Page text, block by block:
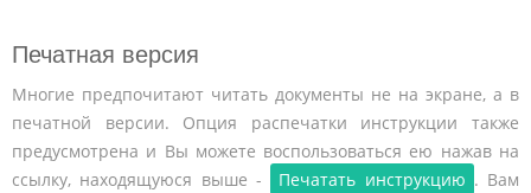
Печатная версия
Многие предпочитают читать документы не на экране, а в
печатной версии. Опция распечатки инструкции также
предусмотрена и Вы можете воспользоваться ею нажав на
ссылку, находящуюся выше -
Печатать инструкцию . Вам